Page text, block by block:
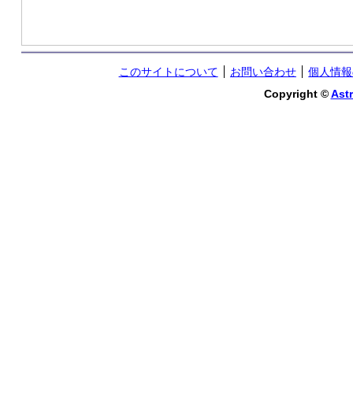
このサイトについて お問い合わせ
個人情
Copyright ©